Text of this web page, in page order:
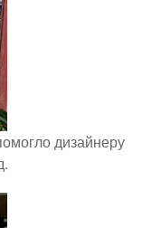
дизайнеру